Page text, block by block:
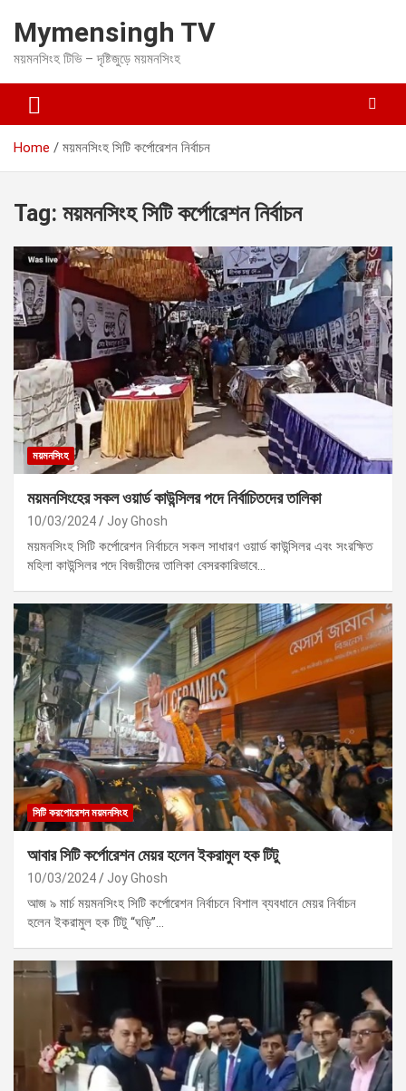
t
c
Mymensingh TV
ময়মনসিংহ টিভি – দৃষ্টিজুড়ে ময়মনসিংহ
Home ময়মনসিংহ সিটি কর্পোরেশন নির্বাচন
Tag: ময়মনসিংহ সিটি কর্পোরেশন নির্বাচন
ময়মনসিংহ
ময়মনসিংহের সকল ওয়ার্ড কাউন্সিলর পদে নির্বাচিতদের তালিকা
10/03/2024 Joy Ghosh
ময়মনসিংহ সিটি কর্পোরেশন নির্বাচনে সকল সাধারণ ওয়ার্ড কাউন্সিলর এবং সংরক্ষিত
মহিলা কাউন্সিলর পদে বিজয়ীদের তালিকা বেসরকারিভাবে…
সিটি করপোরেশন ময়মনসিংহ
আবার সিটি কর্পোরেশন মেয়র হলেন ইকরামুল হক টিটু
10/03/2024 Joy Ghosh
আজ ৯ মার্চ ময়মনসিংহ সিটি কর্পোরেশন নির্বাচনে বিশাল ব্যবধানে মেয়র নির্বাচন
হলেন ইকরামুল হক টিটু “ঘড়ি”…